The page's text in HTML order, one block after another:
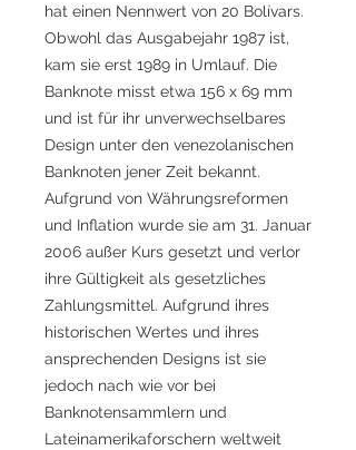
hat einen Nennwert von 20 Bolívars.
Obwohl das Ausgabejahr 1987 ist,
kam sie erst 1989 in Umlauf. Die
Banknote misst etwa 156 x 69 mm
und ist für ihr unverwechselbares
Design unter den venezolanischen
Banknoten jener Zeit bekannt.
Aufgrund von Währungsreformen
und Inflation wurde sie am 31. Januar
2006 außer Kurs gesetzt und verlor
ihre Gültigkeit als gesetzliches
Zahlungsmittel. Aufgrund ihres
historischen Wertes und ihres
ansprechenden Designs ist sie
jedoch nach wie vor bei
Banknotensammlern und
Lateinamerikaforschern weltweit